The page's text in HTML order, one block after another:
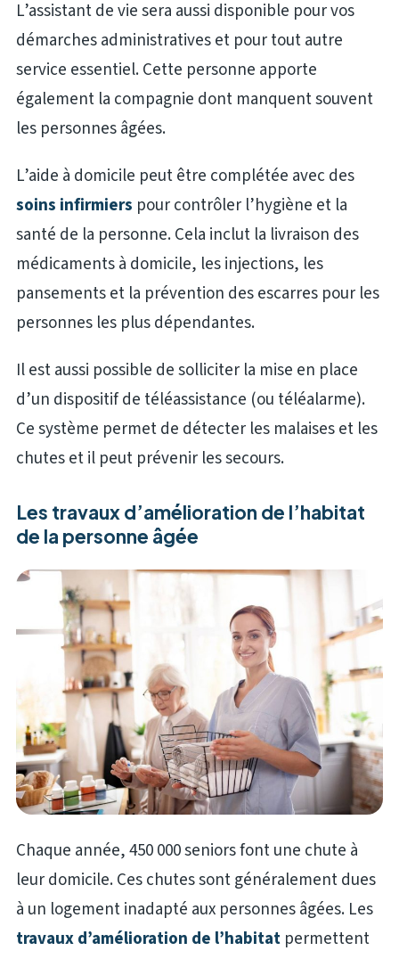
L’assistant de vie sera aussi disponible pour vos
démarches administratives et pour tout autre
service essentiel. Cette personne apporte
également la compagnie dont manquent souvent
les personnes âgées.
L’aide à domicile peut être complétée avec des
soins infirmiers pour contrôler l’hygiène et la
santé de la personne. Cela inclut la livraison des
médicaments à domicile, les injections, les
pansements et la prévention des escarres pour les
personnes les plus dépendantes.
Il est aussi possible de solliciter la mise en place
d’un dispositif de téléassistance (ou téléalarme).
Ce système permet de détecter les malaises et les
chutes et il peut prévenir les secours.
Les travaux d’amélioration de l’habitat
de la personne âgée
Chaque année, 450 000 seniors font une chute à
leur domicile. Ces chutes sont généralement dues
à un logement inadapté aux personnes âgées. Les
travaux d’amélioration de l’habitatpermettent